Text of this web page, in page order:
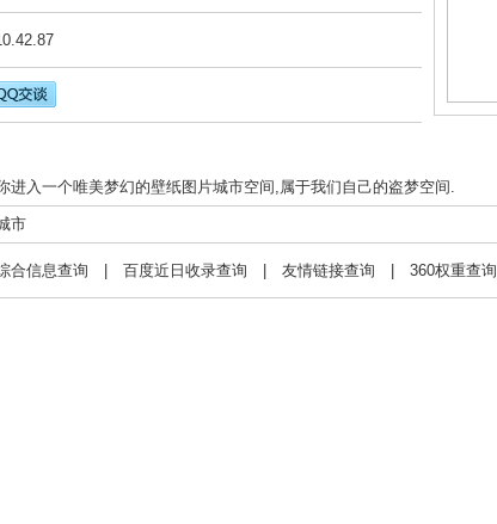
进入一个唯美梦幻的壁纸图片城市空间,属于我们自己的盗梦空间.
市
合信息查询 百度近日收录查询 友情链接查询 360权重查询